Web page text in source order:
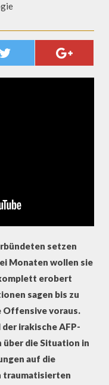
FLUCHT
setzen
Monaten wollen sie
erobert
sagen bis zu
Offensive voraus.
der irakische AFP-
über die Situation in
auf die
traumatisierten